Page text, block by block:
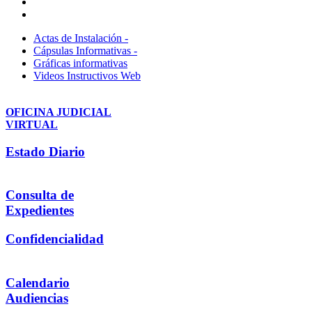
Actas de Instalación -
Cápsulas Informativas -
Gráficas informativas
Videos Instructivos Web
OFICINA JUDICIAL
VIRTUAL
Estado Diario
Consulta de
Expedientes
Confidencialidad
Calendario
Audiencias